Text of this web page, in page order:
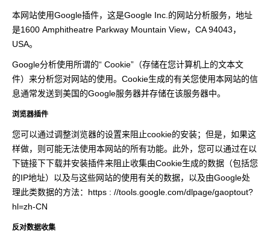
本网站使用Google插件，这是Google Inc.的网站分析服务，地址
是1600 Amphitheatre Parkway Mountain View，CA 94043，
USA。
Google分析使用所谓的“ Cookie”（存储在您计算机上的文本文
件）来分析您对网站的使用。Cookie生成的有关您使用本网站的信
息通常发送到美国的Google服务器并存储在该服务器中。
浏览器插件
您可以通过调整浏览器的设置来阻止cookie的安装；但是，如果这
样做，则可能无法使用本网站的所有功能。此外，您可以通过在以
下链接下下载并安装插件来阻止收集由Cookie生成的数据（包括您
的IP地址）以及与这些网站的使用有关的数据，以及由Google处
理此类数据的方法：https : //tools.google.com/dlpage/gaoptout?
hl=zh-CN
反对数据收集